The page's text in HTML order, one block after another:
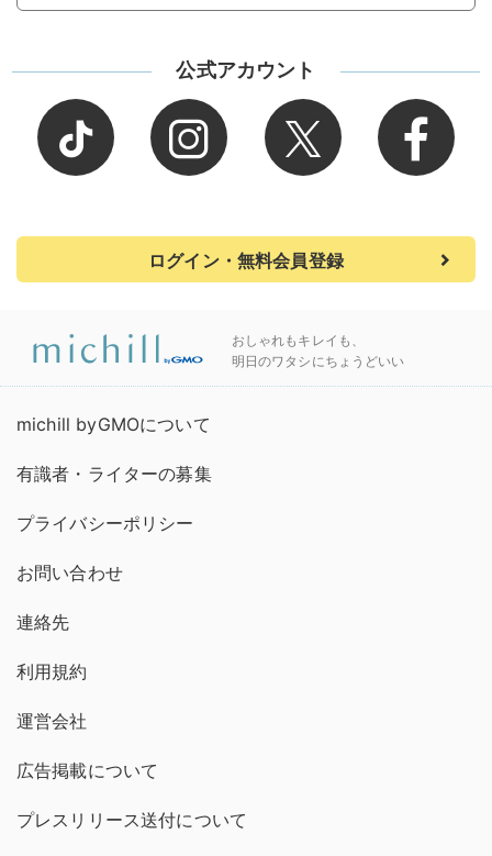
公式アカウント
ログイン・無料会員登録
おしゃれもキレイも、
明日のワタシにちょうどいい
michill byGMOについて
有識者・ライターの募集
プライバシーポリシー
お問い合わせ
連絡先
利用規約
運営会社
広告掲載について
プレスリリース送付について